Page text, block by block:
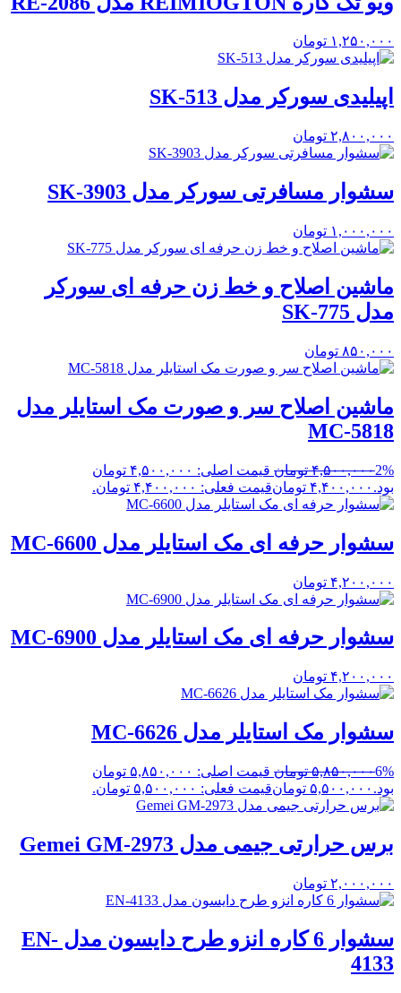
۱,۲۵۰,۰۰۰ تومان
اپیلیدی سورکر مدل SK-513
۲,۸۰۰,۰۰۰ تومان
سشوار مسافرتی سورکر مدل SK-3903
۱,۰۰۰,۰۰۰ تومان
ماشین اصلاح و خط زن حرفه ای سورکر
مدل SK-775
۸۵۰,۰۰۰ تومان
ماشین اصلاح سر و صورت مک استایلر مدل
MC-5818
2%۴,۵۰۰,۰۰۰ تومان
قیمت اصلی: ۴,۵۰۰,۰۰۰ تومان
بود. ۴,۴۰۰,۰۰۰ تومانقیمت فعلی: ۴,۴۰۰,۰۰۰ تومان.
سشوار حرفه ای مک استایلر مدل MC-6600
۴,۲۰۰,۰۰۰ تومان
سشوار حرفه ای مک استایلر مدل MC-6900
۴,۲۰۰,۰۰۰ تومان
سشوار مک استایلر مدل MC-6626
6%۵,۸۵۰,۰۰۰ تومان
قیمت اصلی: ۵,۸۵۰,۰۰۰ تومان
بود. ۵,۵۰۰,۰۰۰ تومانقیمت فعلی: ۵,۵۰۰,۰۰۰ تومان.
برس حرارتی جیمی مدل Gemei GM-2973
۲,۰۰۰,۰۰۰ تومان
سشوار 6 کاره انزو طرح دایسون مدل EN-
4133